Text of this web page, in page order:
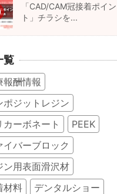
「CAD/CAM冠接着ポイン
ト」チラシを...
覧
報酬情報
ポジットレジン
カーボネート
PEEK
イバーブロック
ン用表面滑沢材
材料
デンタルショー